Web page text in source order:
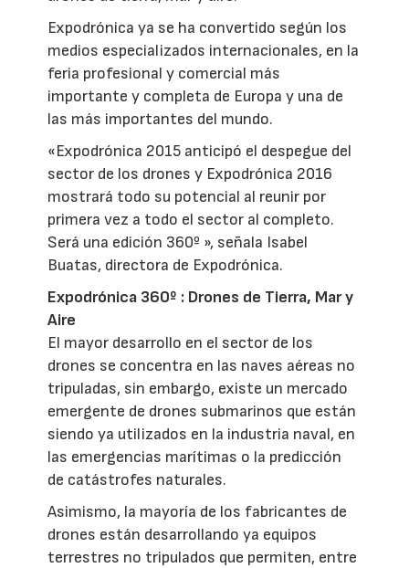
Expodrónica ya se ha convertido según los
medios especializados internacionales, en la
feria profesional y comercial más
importante y completa de Europa y una de
las más importantes del mundo.
«Expodrónica 2015 anticipó el despegue del
sector de los drones y Expodrónica 2016
mostrará todo su potencial al reunir por
primera vez a todo el sector al completo.
Será una edición 360º », señala Isabel
Buatas, directora de Expodrónica.
Expodrónica 360º : Drones de Tierra, Mar y
Aire
El mayor desarrollo en el sector de los
drones se concentra en las naves aéreas no
tripuladas, sin embargo, existe un mercado
emergente de drones submarinos que están
siendo ya utilizados en la industria naval, en
las emergencias marítimas o la predicción
de catástrofes naturales.
Asimismo, la mayoría de los fabricantes de
drones están desarrollando ya equipos
terrestres no tripulados que permiten, entre